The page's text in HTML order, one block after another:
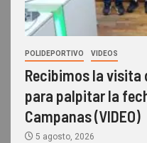
POLIDEPORTIVO VIDEOS
Recibimos la visita
para palpitar la
Campanas (VIDEO)
5 agosto, 2026